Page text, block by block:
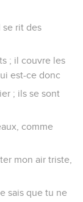
se rit des
; il couvre les
est-ce donc
; ils se sont
comme
mon air triste,
sais que tu ne